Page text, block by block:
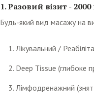
1. Разовий візит -
Будь-який вид масажу на
Лікувальний /
Deep Tissue (глибоке
Лімфодренажний